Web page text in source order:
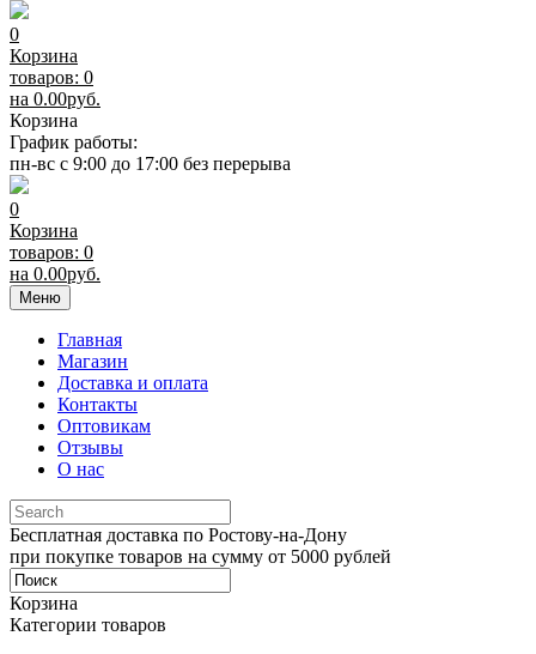
0
Корзина
товаров: 0
на 0.00руб.
Корзина
График работы:
пн-вс с 9:00 до 17:00 без перерыва
0
Корзина
товаров: 0
на 0.00руб.
Меню
Главная
Магазин
Доставка и оплата
Контакты
Оптовикам
Отзывы
О нас
Бесплатная доставка по Ростову-на-Дону
при покупке товаров на сумму от 5000 рублей
Корзина
Категории товаров